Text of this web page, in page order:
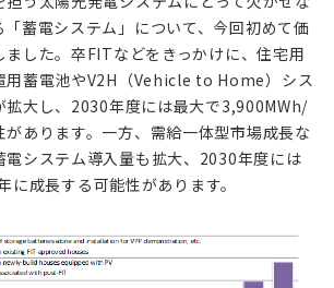
蓄電システム」について、今回初めて価
した。卒FITなどをきっかけに、住宅用
用蓄電池やV2H（Vehicle to Home）シス
拡大し、2030年度には最大で3,900MWh/
あります。一方、需給一体型市場成長な
電システム導入量も拡大、2030年度には
成長する可能性があります。